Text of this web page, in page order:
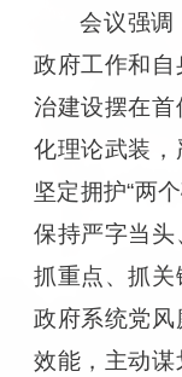
会议强调
政府工作和
治建设摆在
化理论武装
坚定拥护“两
保持严字当头
抓重点、抓
政府系统党
效能，主动